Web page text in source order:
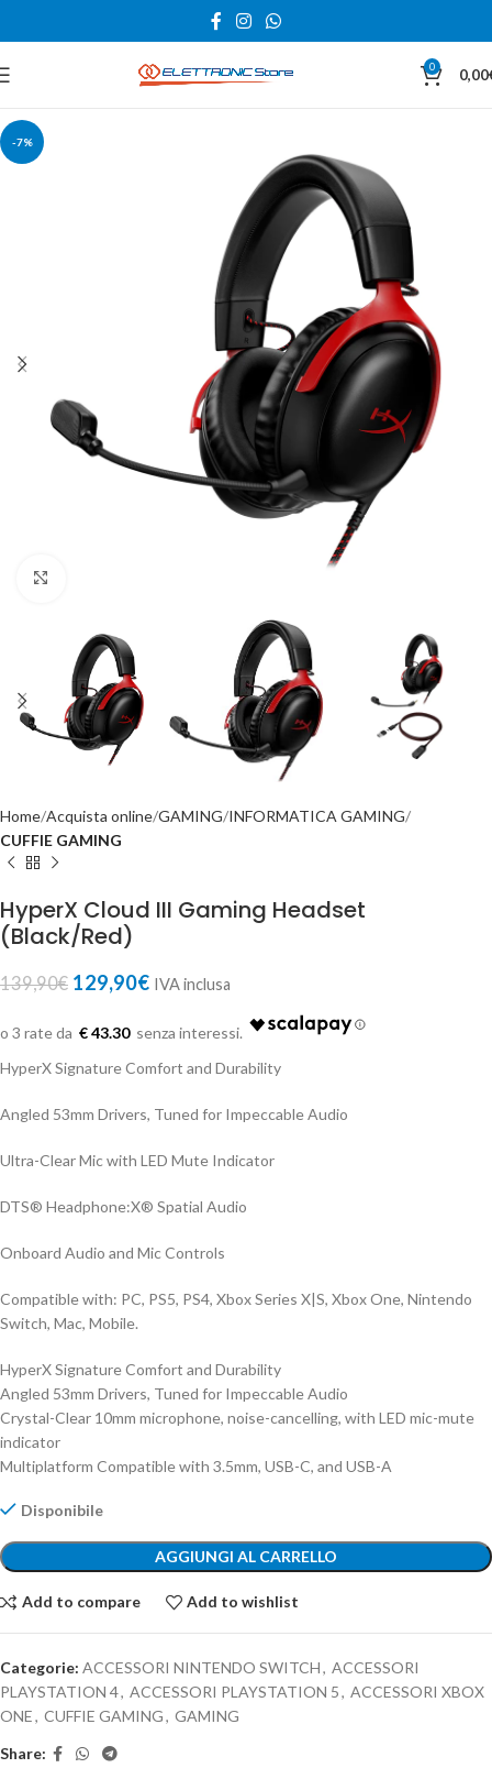
0 0,00
-7%
Home Acquista online GAMING INFORMATICA GAMING
CUFFIE GAMING
HyperX Cloud III Gaming Headset
(Black/Red)
139,90€ 129,90€ IVA inclusa
€ 43.30
HyperX Signature Comfort and Durability
Angled 53mm Drivers, Tuned for Impeccable Audio
Ultra-Clear Mic with LED Mute Indicator
DTS® Headphone:X® Spatial Audio
Onboard Audio and Mic Controls
Compatible with: PC, PS5, PS4, Xbox Series X|S, Xbox One, Nintendo
Switch, Mac, Mobile.
HyperX Signature Comfort and Durability
Angled 53mm Drivers, Tuned for Impeccable Audio
Crystal-Clear 10mm microphone, noise-cancelling, with LED mic-mute
indicator
Multiplatform Compatible with 3.5mm, USB-C, and USB-A
Disponibile
AGGIUNGI AL CARRELLO
Add to compare Add to wishlist
Categorie: ACCESSORI NINTENDO SWITCH, ACCESSORI
PLAYSTATION 4, ACCESSORI PLAYSTATION 5, ACCESSORI XBOX
ONE, CUFFIE GAMING, GAMING
Share: